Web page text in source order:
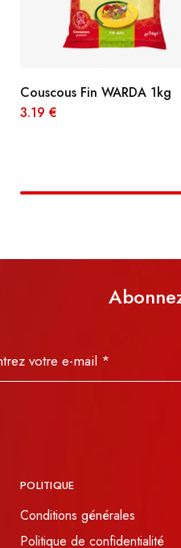
Couscous Fin WARDA 1kg
3.19 €
POLITIQUE
Conditions générales
Politique de confidentialité